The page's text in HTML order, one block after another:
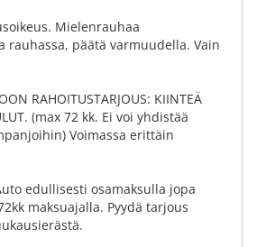
Mielenrauhaa
rauhassa, päätä varmuudella. Vain
RAHOITUSTARJOUS: KIINTEÄ
(max 72 kk. Ei voi yhdistää
Voimassa erittäin
edullisesti osamaksulla jopa
maksuajalla. Pyydä tarjous